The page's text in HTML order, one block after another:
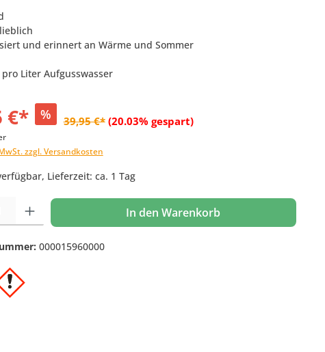
und erinnert an Wärme und Sommer
Liter Aufgusswasser
€* % 39,95 €* (20.03% gespart)
zzgl. Versandkosten
Lieferzeit: ca. 1 Tag
Gib den gewünschten Wert ein oder benutze die Schaltflächen um die
In den Warenkorb
000015960000